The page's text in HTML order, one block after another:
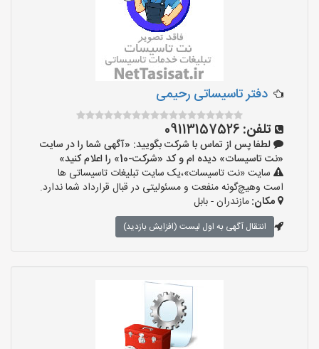
دفتر تاسیساتی رحیمی
تلفن: 09113157526
لطفا پس از تماس با شرکت بگویید: «آگهی شما را در سایت
«نت تاسیسات» دیده ام و کد «شرکت-10» را اعلام کنید»
سایت «نت تاسیسات»،یک سایت تبلیغات تاسیساتی ها
است وهیچ‌گونه منفعت و مسئولیتی در قبال قرارداد شما ندارد.
مکان:مازندران - بابل
انتقال آگهی به اول لیست (افزایش بازدید)